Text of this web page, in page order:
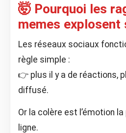
🤯 Pourquoi les
memes explosent
Les réseaux sociaux
règle simple :
👉 plus il y a de réactions,
diffusé.
Or la colère est l’émotion
ligne.